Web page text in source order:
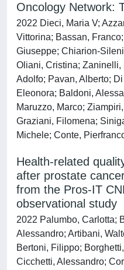
Oncology Network:
2022 Dieci, Maria V;
Vittorina; Bassan,
Giuseppe; Chiarion-
Oliani, Cristina; Zaninelli,
Adolfo; Pavan, Alberto;
Eleonora; Baldoni,
Maruzzo, Marco;
Graziani, Filomena;
Michele; Conte,
Health-related
after prostate
from the Pros-IT
observational study
2022 Palumbo, Carlotta;
Alessandro; Artibani,
Bertoni, Filippo;
Cicchetti, Alessandro;